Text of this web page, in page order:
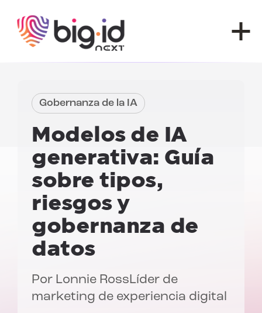
Gobernanza de la IA
Modelos de IA
generativa: Guía
sobre tipos,
riesgos y
gobernanza de
datos
Por Lonnie RossLíder de
marketing de experiencia digital